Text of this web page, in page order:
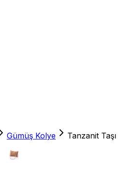
Gümüş Kolye
Tanzanit Taşı